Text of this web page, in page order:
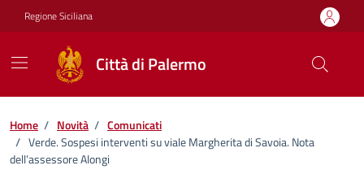
Vai ai contenuti
Vai al footer
Regione Siciliana
Città di Palermo
Home / Novità / Comunicati
/ Verde. Sospesi interventi su viale Margherita di Savoia. Nota
dell’assessore Alongi